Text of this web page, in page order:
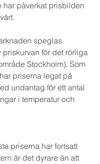
har påverkat prisbilden
speglas
priskurvan för det rörliga
Stockholm). Som
priserna legat på
undantag för ett antal
i temperatur och
priserna har fortsatt
är det dyrare än att